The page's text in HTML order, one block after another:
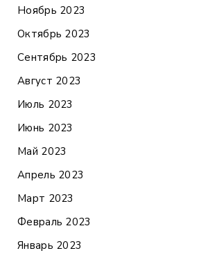
Ноябрь 2023
Октябрь 2023
Сентябрь 2023
Август 2023
Июль 2023
Июнь 2023
Май 2023
Апрель 2023
Март 2023
Февраль 2023
Январь 2023